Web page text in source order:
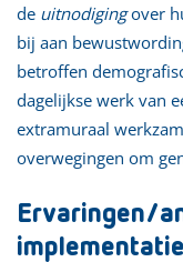
de uitnodigingover
bij aan
betroffen
dagelijkse werk van
extramuraal
overwegingen om
Ervaringen/